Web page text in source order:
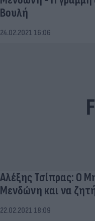
Βουλή
24.02.2021 16:06
Αλέξης Τσίπρας: Ο
Μενδώνη και να
22.02.2021 18:09